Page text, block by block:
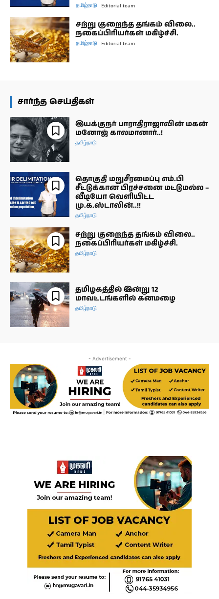
தமிழ்நாடு Editorial team
சற்று குறைந்த தங்கம் விலை..
நகைப்பிரியர்கள் மகிழ்ச்சி.
தமிழ்நாடு Editorial team
சார்ந்த செய்திகள்
இயக்குநர் பாராதிராஜாவின் மகன்
மனோஜ் காலமானார்..!
தமிழ்நாடு
தொகுதி மறுசீரமைப்பு எம்.பி
சீட்டுக்கான பிரச்சனை மட்டுமல்ல –
வீடியோ வெளியிட்ட
மு.க.ஸ்டாலின்..!!
தமிழ்நாடு
சற்று குறைந்த தங்கம் விலை..
நகைப்பிரியர்கள் மகிழ்ச்சி.
தமிழ்நாடு
தமிழகத்தில் இன்று 12
மாவட்டங்களில் கனமழை
தமிழ்நாடு
- Advertisement -